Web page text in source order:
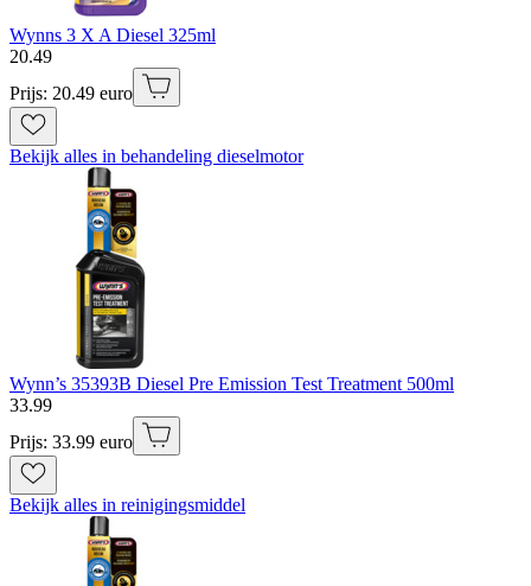
Wynns 3 X A Diesel 325ml
20.49
Prijs: 20.49 euro
Bekijk alles in behandeling dieselmotor
Wynn’s 35393B Diesel Pre Emission Test Treatment 500ml
33.99
Prijs: 33.99 euro
Bekijk alles in reinigingsmiddel